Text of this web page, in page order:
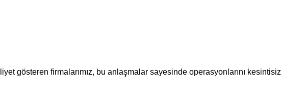
gösteren firmalarımız, bu anlaşmalar sayesinde operasyonlarını kesintisiz